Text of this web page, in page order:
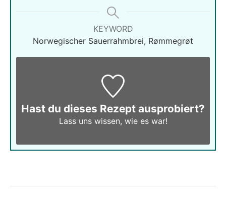
KEYWORD
Norwegischer Sauerrahmbrei, Rømmegrøt
Hast du dieses Rezept ausprobiert?
Lass uns wissen, wie es war!